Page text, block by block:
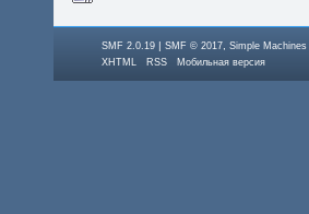
SMF 2.0.19 |SMF © 2017,Simple Machines
XHTML
RSS Мобильная версия